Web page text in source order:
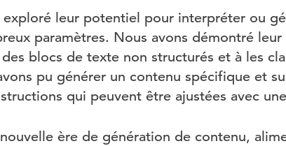
exploré leur potentiel pour interpréter ou
paramètres. Nous avons démontré leur
blocs de texte non structurés et à les
pu générer un contenu spécifique et
qui peuvent être ajustées avec
ère de génération de contenu,